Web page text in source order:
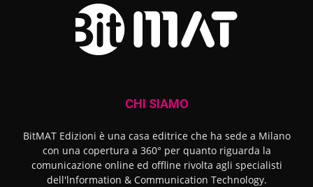
CHI SIAMO
BitMAT Edizioni è una casa editrice che ha sede a Milano
con una copertura a 360° per quanto riguarda la
comunicazione online ed offline rivolta agli specialisti
dell'lnformation & Communication Technology.